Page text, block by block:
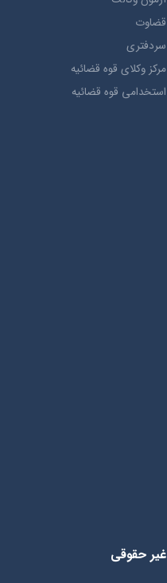
قضاوت
سردفتری
مرکز وکلای قوه قضائیه
استخدامی قوه قضائیه
غیر حقوقی